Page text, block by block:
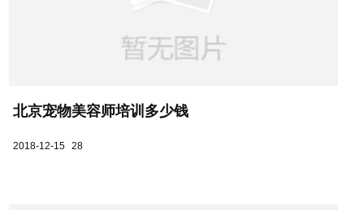
北京宠物美容师培训多少钱
2018-12-15 28